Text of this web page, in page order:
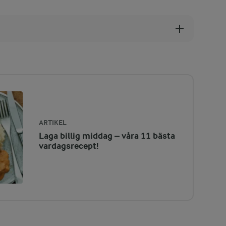
ARTIKEL
Laga billig middag – våra 11 bästa
vardagsrecept!